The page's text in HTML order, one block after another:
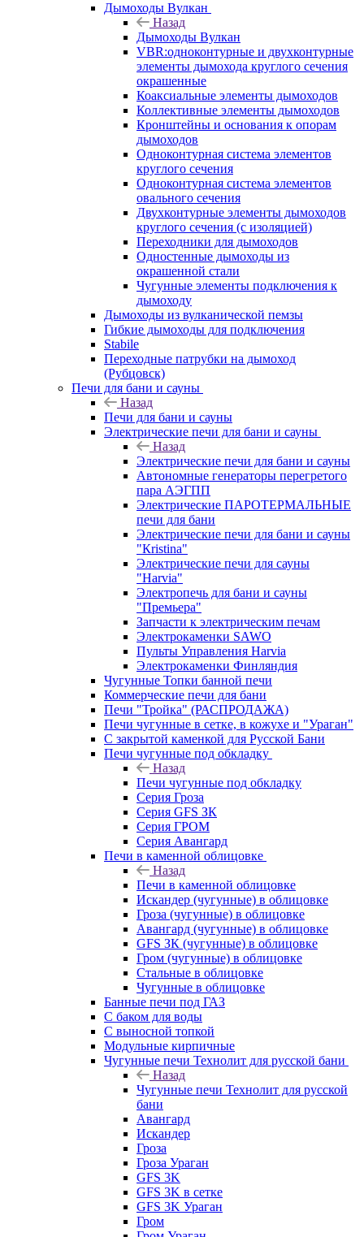
Дымоходы Вулкан
Назад
Дымоходы Вулкан
VBR:одноконтурные и двухконтурные
элементы дымохода круглого сечения
окрашенные
Коаксиальные элементы дымоходов
Коллективные элементы дымоходов
Кронштейны и основания к опорам
дымоходов
Одноконтурная система элементов
круглого сечения
Одноконтурная система элементов
овального сечения
Двухконтурные элементы дымоходов
круглого сечения (с изоляцией)
Переходники для дымоходов
Одностенные дымоходы из
окрашенной стали
Чугунные элементы подключения к
дымоходу
Дымоходы из вулканической пемзы
Гибкие дымоходы для подключения
Stabile
Переходные патрубки на дымоход
(Рубцовск)
Печи для бани и сауны
Назад
Печи для бани и сауны
Электрические печи для бани и сауны
Назад
Электрические печи для бани и сауны
Автономные генераторы перегретого
пара АЭГПП
Электрические ПАРОТЕРМАЛЬНЫЕ
печи для бани
Электрические печи для бани и сауны
"Кristina"
Электрические печи для сауны
"Harvia"
Электропечь для бани и сауны
"Премьера"
Запчасти к электрическим печам
Электрокаменки SAWO
Пульты Управления Harvia
Электрокаменки Финляндия
Чугунные Топки банной печи
Коммерческие печи для бани
Печи "Тройка" (РАСПРОДАЖА)
Печи чугунные в сетке, в кожухе и "Ураган"
С закрытой каменкой для Русской Бани
Печи чугунные под обкладку
Назад
Печи чугунные под обкладку
Серия Гроза
Серия GFS ЗК
Серия ГРОМ
Серия Авангард
Печи в каменной облицовке
Назад
Печи в каменной облицовке
Искандер (чугунные) в облицовке
Гроза (чугунные) в облицовке
Авангард (чугунные) в облицовке
GFS ЗК (чугунные) в облицовке
Гром (чугунные) в облицовке
Стальные в облицовке
Чугунные в облицовке
Банные печи под ГАЗ
С баком для воды
С выносной топкой
Модульные кирпичные
Чугунные печи Технолит для русской бани
Назад
Чугунные печи Технолит для русской
бани
Авангард
Искандер
Гроза
Гроза Ураган
GFS 3K
GFS 3K в сетке
GFS 3K Ураган
Гром